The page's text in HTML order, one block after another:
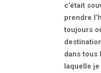
c’était
prendre
toujours
dans tous
laquelle